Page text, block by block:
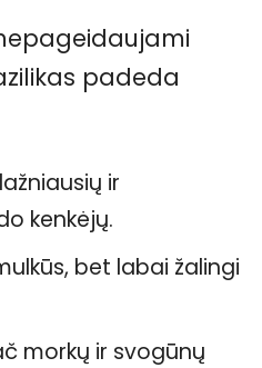
padeda
ir
kenkėjų.
bet labai žalingi
morkų ir svogūnų